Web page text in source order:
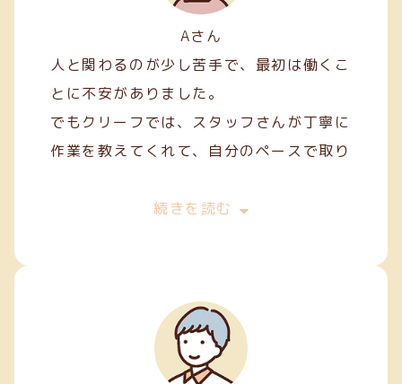
Aさん
人と関わるのが少し苦手で、最初は働くこ
とに不安がありました。
でもクリーフでは、スタッフさんが丁寧に
作業を教えてくれて、自分のペースで取り
最初は両面テープ貼りや裁縫などの簡単な
続きを読む